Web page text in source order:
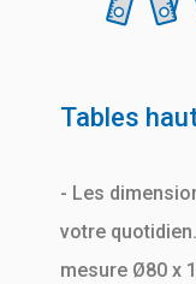
Tables
- Les
votre
mesure Ø80 x